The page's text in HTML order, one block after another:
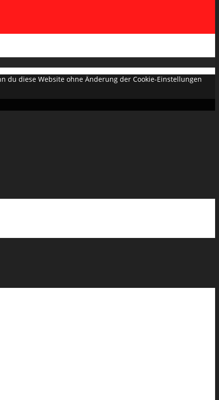
du diese Website ohne Änderung der Cookie-Einstellungen